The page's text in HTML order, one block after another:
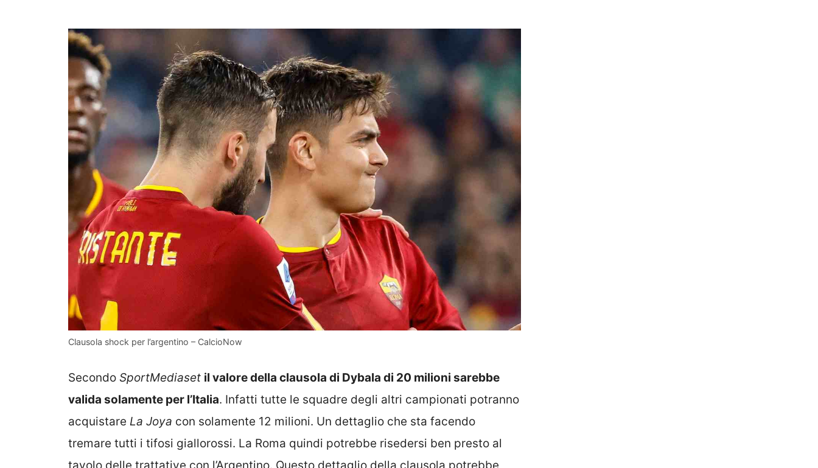
Clausola shock per l’argentino – CalcioNow
Secondo SportMediaset il valore della clausola di Dybala di 20 milioni sarebbe
valida solamente per l’Italia. Infatti tutte le squadre degli altri campionati potranno
acquistare La Joya con solamente 12 milioni. Un dettaglio che sta facendo
tremare tutti i tifosi giallorossi. La Roma quindi potrebbe risedersi ben presto al